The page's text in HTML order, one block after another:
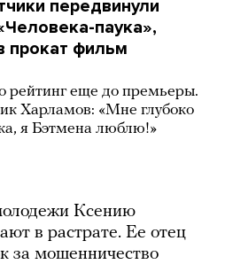
передвинули
паука»,
прокат фильм
рейтинг еще до премьеры.
Харламов: «Мне глубоко
я Бэтмена люблю!»
Ксению
в растрате. Ее отец
за мошенничество